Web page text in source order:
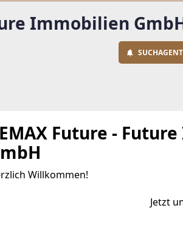
Immobilien
SUCHAGENT
Future -
Willkommen!
Jetzt